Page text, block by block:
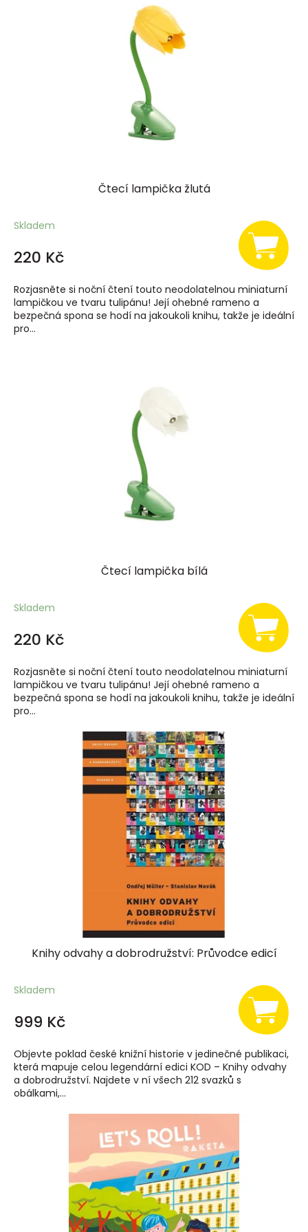
Čtecí lampička žlutá
Skladem
220 Kč
Rozjasněte si noční čtení touto neodolatelnou miniaturní
lampičkou ve tvaru tulipánu! Její ohebné rameno a
bezpečná spona se hodí na jakoukoli knihu, takže je ideální
pro...
Čtecí lampička bílá
Skladem
220 Kč
Rozjasněte si noční čtení touto neodolatelnou miniaturní
lampičkou ve tvaru tulipánu! Její ohebné rameno a
bezpečná spona se hodí na jakoukoli knihu, takže je ideální
pro...
Knihy odvahy a dobrodružství: Průvodce edicí
Skladem
999 Kč
Objevte poklad české knižní historie v jedinečné publikaci,
která mapuje celou legendární edici KOD – Knihy odvahy
a dobrodružství. Najdete v ní všech 212 svazků s
obálkami,...